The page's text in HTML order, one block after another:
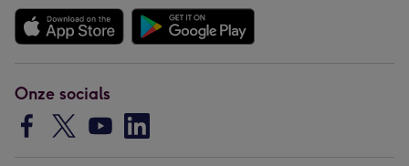
Onze socials